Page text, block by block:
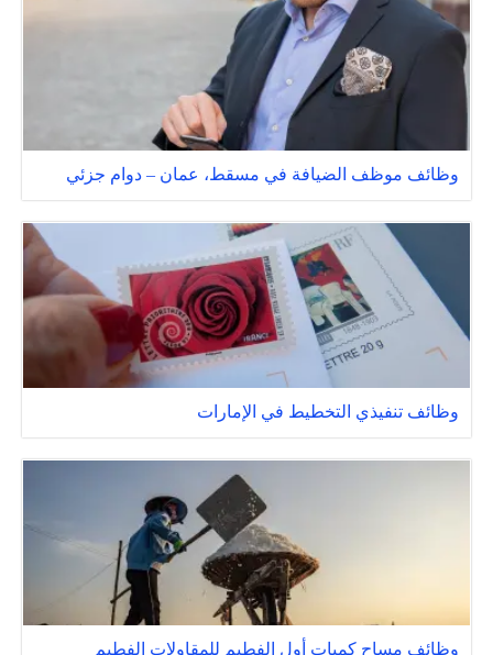
وظائف موظف الضيافة في مسقط، عمان – دوام جزئي
وظائف تنفيذي التخطيط في الإمارات
وظائف مساح كميات أول الفطيم للمقاولات الفطيم